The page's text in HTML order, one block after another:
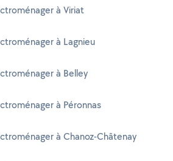
à Viriat
à Lagnieu
à Belley
à Péronnas
à Chanoz-Châtenay